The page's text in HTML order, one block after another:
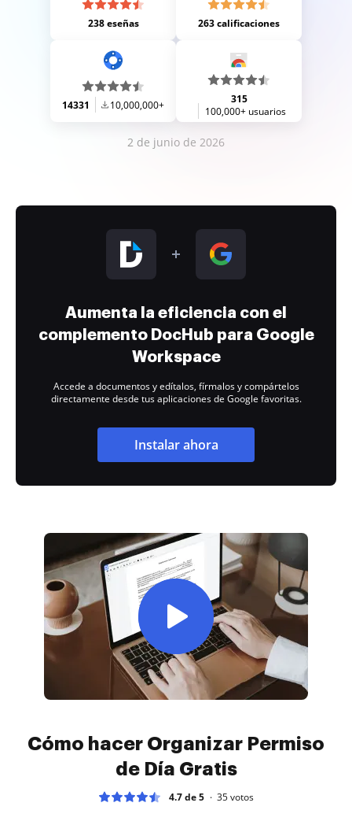
238 eseñas 263 calificaciones
14331 10,000,000+
315
100,000+ usuarios
2 de junio de 2026
Aumenta la eficiencia con el
complemento DocHub para Google
Workspace
Accede a documentos y edítalos, fírmalos y compártelos
directamente desde tus aplicaciones de Google favoritas.
Instalar ahora
Cómo hacer Organizar Permiso
de Día Gratis
4.7 de 5 35votos